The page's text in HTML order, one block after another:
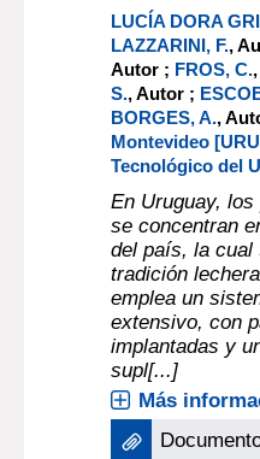
LUCÍA DORA
LAZZARINI, F.,
Autor ; FROS, C.
S., Autor ;
BORGES, A.,
Montevideo
Tecnológico del
En Uruguay,
se concentran
del país, la cual
tradición
emplea un
extensivo, con
implantadas y
supl[...]
Más